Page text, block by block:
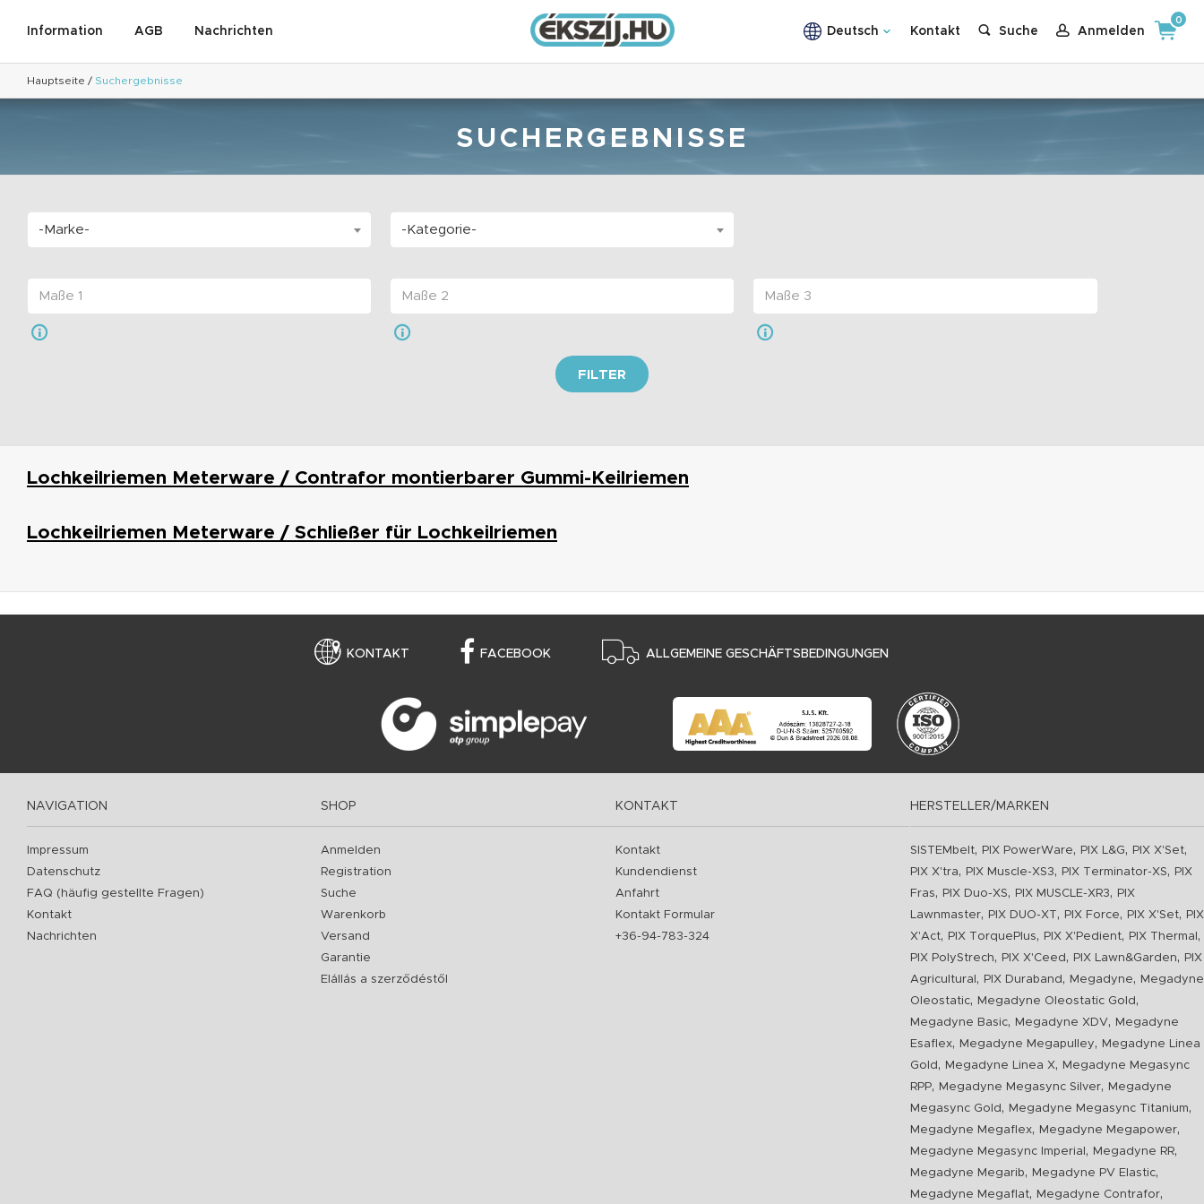
Information AGB Nachrichten Deutsch Kontakt Suche Anmelden
0
Hauptseite / Suchergebnisse
SUCHERGEBNISSE
-Marke- -Kategorie-
FILTER
Lochkeilriemen Meterware / Contrafor montierbarer Gummi-Keilriemen
Lochkeilriemen Meterware / Schließer für Lochkeilriemen
KONTAKT FACEBOOK ALLGEMEINE GESCHÄFTSBEDINGUNGEN
NAVIGATION
Impressum
Datenschutz
FAQ (häufig gestellte Fragen)
Kontakt
Nachrichten
SHOP
Anmelden
Registration
Suche
Warenkorb
Versand
Garantie
Elállás a szerződéstől
KONTAKT
Kontakt
Kundendienst
Anfahrt
Kontakt Formular
+36-94-783-324
HERSTELLER/MARKEN
SISTEMbelt, PIX PowerWare, PIX L&G, PIX X'Set,
PIX X'tra, PIX Muscle-XS3, PIX Terminator-XS,
PIX
Fras, PIX Duo-XS, PIX MUSCLE-XR3,
PIX
Lawnmaster, PIX DUO-XT, PIX Force, PIX X'Set,
PIX
X'Act, PIX TorquePlus, PIX X'Pedient, PIX Thermal ,
PIX PolyStrech, PIX X'Ceed , PIX Lawn&Garden,
PIX
Agricultural , PIX Duraband , Megadyne,
Megadyne
Oleostatic, Megadyne Oleostatic Gold ,
Megadyne Basic, Megadyne XDV,
Megadyne
Esaflex, Megadyne Megapulley,
Megadyne Linea
Gold , Megadyne Linea X,
Megadyne Megasync
RPP, Megadyne Megasync Silver,
Megadyne
Megasync Gold , Megadyne Megasync Titanium,
Megadyne Megaflex, Megadyne Megapower,
Megadyne Megasync Imperial , Megadyne RR,
Megadyne Megarib, Megadyne PV Elastic,
Megadyne Megaflat, Megadyne Contrafor,